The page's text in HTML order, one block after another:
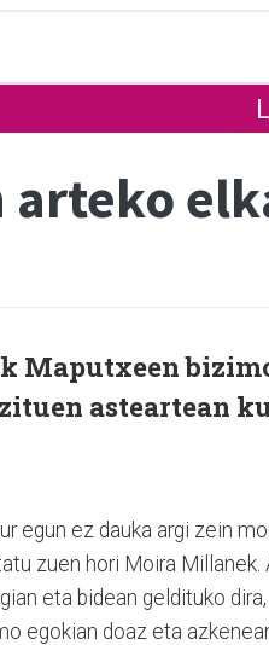
Maputxeen
asteartean
egun ez dauka argi zein
zuen hori Moira Millanek.
eta bidean geldituko
egokian doaz eta